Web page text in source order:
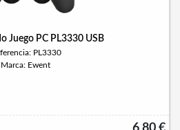
Juego PC PL3330 USB
PL3330
Marca: Ewent